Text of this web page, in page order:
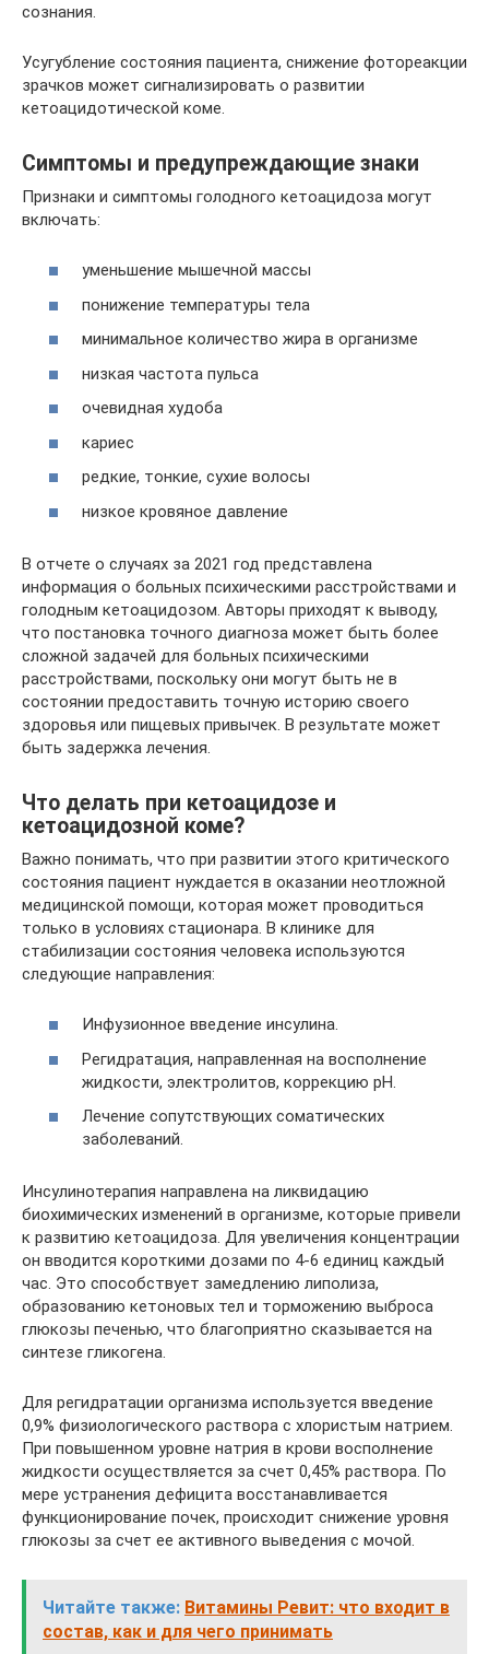
сознания.
Усугубление состояния пациента, снижение фотореакции
зрачков может сигнализировать о развитии
кетоацидотической коме.
Симптомы и предупреждающие знаки
Признаки и симптомы голодного кетоацидоза могут
включать:
уменьшение мышечной массы
понижение температуры тела
минимальное количество жира в организме
низкая частота пульса
очевидная худоба
кариес
редкие, тонкие, сухие волосы
низкое кровяное давление
В отчете о случаях за 2021 год представлена ​​
информация о больных психическими расстройствами и
голодным кетоацидозом. Авторы приходят к выводу,
что постановка точного диагноза может быть более
сложной задачей для больных психическими
расстройствами, поскольку они могут быть не в
состоянии предоставить точную историю своего
здоровья или пищевых привычек. В результате может
быть задержка лечения.
Что делать при кетоацидозе и
кетоацидозной коме?
Важно понимать, что при развитии этого критического
состояния пациент нуждается в оказании неотложной
медицинской помощи, которая может проводиться
только в условиях стационара. В клинике для
стабилизации состояния человека используются
следующие направления:
Инфузионное введение инсулина.
Регидратация, направленная на восполнение
жидкости, электролитов, коррекцию pH.
Лечение сопутствующих соматических
заболеваний.
Инсулинотерапия направлена на ликвидацию
биохимических изменений в организме, которые привели
к развитию кетоацидоза. Для увеличения концентрации
он вводится короткими дозами по 4-6 единиц каждый
час. Это способствует замедлению липолиза,
образованию кетоновых тел и торможению выброса
глюкозы печенью, что благоприятно сказывается на
синтезе гликогена.
Для регидратации организма используется введение
0,9% физиологического раствора с хлористым натрием.
При повышенном уровне натрия в крови восполнение
жидкости осуществляется за счет 0,45% раствора. По
мере устранения дефицита восстанавливается
функционирование почек, происходит снижение уровня
глюкозы за счет ее активного выведения с мочой.
Читайте также: Витамины Ревит: что входит в
состав, как и для чего принимать